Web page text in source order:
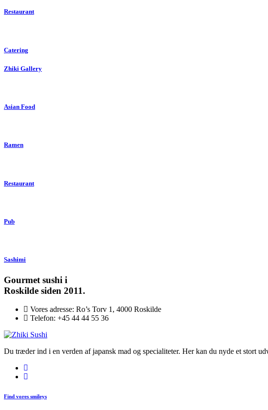
Restaurant
Catering
Zhiki Gallery
Asian Food
Ramen
Restaurant
Pub
Sashimi
Gourmet sushi i
Roskilde siden 2011.
Vores adresse: Ro’s Torv 1, 4000 Roskilde
Telefon: +45 44 44 55 36
Du træder ind i en verden af japansk mad og specialiteter. Her kan du nyde et stort
Find vores smileys